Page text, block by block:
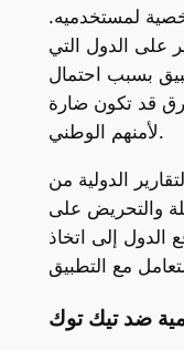
لمستخدميه.
على الدول التي
بسبب احتمال
قد تكون ضارة
لأمنهم الوطني.
الدولية من
والتحريض على
الدول إلى اتخاذ
ضد تيك توك